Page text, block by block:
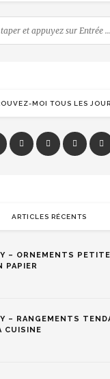
MOI TOUS LES
ARTICLES RÉCENTS
– ORNEMENTS
PAPIER
– RANGEMENTS
CUISINE